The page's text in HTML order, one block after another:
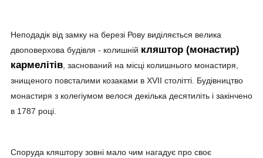
Неподадік від замку на березі Рову виділяється велика
двоповерхова будівля - колишній кляштор (монастир)
кармелітів , заснований на місці колишнього монастиря,
знищеного повсталими козаками в XVII столітті. Будівництво
монастиря з колегіумом велося декілька десятиліть і закінчено
в 1787 році.
Споруда кляштору зовні мало чим нагадує про своє